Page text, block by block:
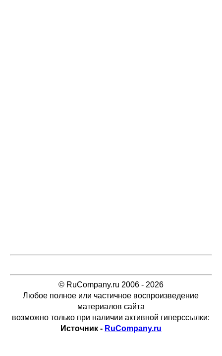
© RuCompany.ru 2006 - 2026
Любое полное или частичное воспроизведение
материалов сайта
возможно только при наличии активной гиперссылки:
Источник - RuCompany.ru